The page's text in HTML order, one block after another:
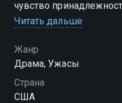
чувство
суперзвездой
школе рестлинга
зажигает искру жажды
борцовское
убийственной яростью,
Читать дальше
Жанр
Драма, Ужасы
Страна
США